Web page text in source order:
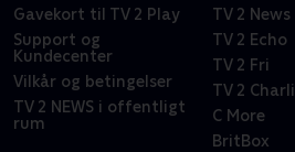
Gavekort til TV 2 Play
Support og
Kundecenter
Vilkår og betingelser
TV 2 NEWS i offentligt
rum
TV 2 News
TV 2 Echo
TV 2 Fri
TV 2
C More
BritBox